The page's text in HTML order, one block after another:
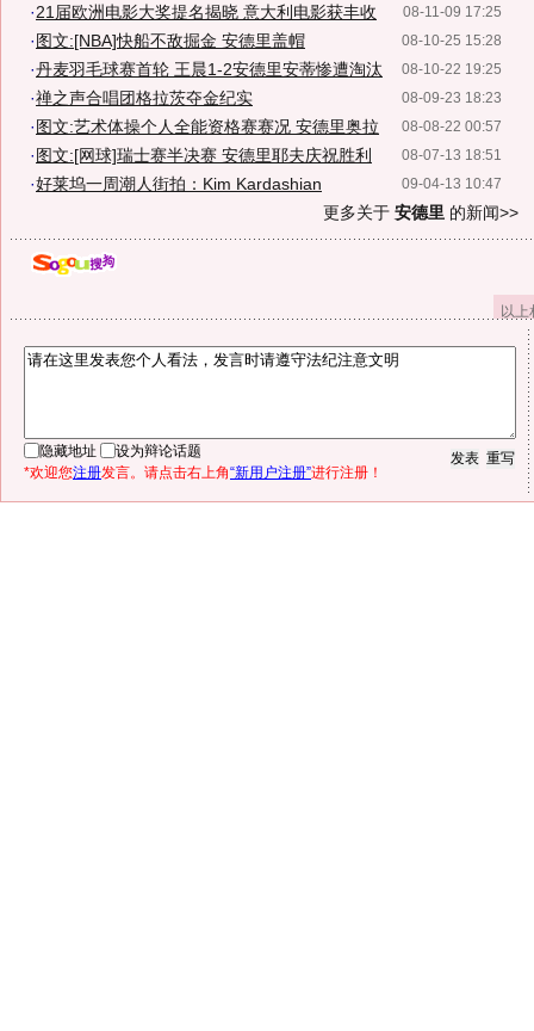
08-11-09 17:25
·21届欧洲电影大奖提名揭晓 意大利电影获丰收
08-10-25 15:28
· 图文:[NBA]快船不敌掘金 安德里盖帽
08-10-22 19:25
·丹麦羽毛球赛首轮 王晨1-2安德里安蒂惨遭淘汰
08-09-23 18:23
·禅之声合唱团格拉茨夺金纪实
08-08-22 00:57
· 图文:艺术体操个人全能资格赛赛况 安德里奥拉
08-07-13 18:51
· 图文:[网球]瑞士赛半决赛 安德里耶夫庆祝胜利
09-04-13 10:47
·好莱坞一周潮人街拍：Kim Kardashian
更多关于 安德里 的新闻>>
以
隐藏地址
设为辩论话题
*欢迎您注册发言。请点击右上角“新用户注册”进行注册！